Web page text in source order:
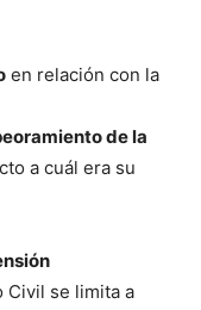
en relación con la
de la
a cuál era su
Civil se limita a